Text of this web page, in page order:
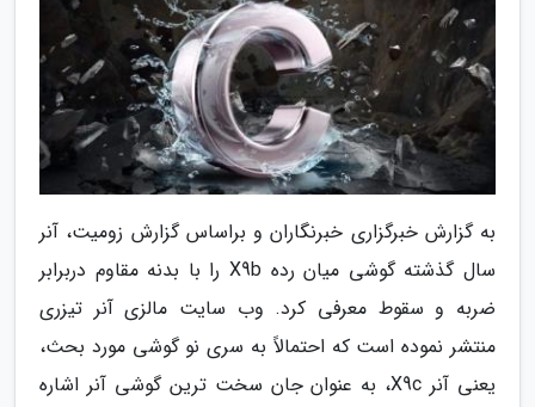
به گزارش خبرگزاری خبرنگاران و براساس گزارش زومیت، آنر
سال گذشته گوشی میان رده X9b را با بدنه مقاوم دربرابر
ضربه و سقوط معرفی کرد. وب سایت مالزی آنر تیزری
منتشر نموده است که احتمالاً به سری نو گوشی مورد بحث،
یعنی آنر X9c، به عنوان جان سخت ترین گوشی آنر اشاره